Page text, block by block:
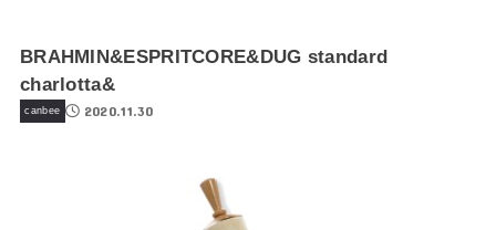
BRAHMIN&ESPRITCORE&DUG standard
charlotta&
canbee 2020.11.30